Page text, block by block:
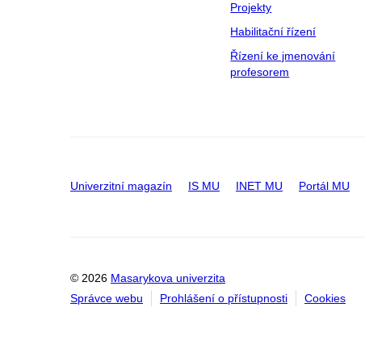
Projekty
Habilitační řízení
Řízení ke jmenování
profesorem
Univerzitní magazín IS MU INET MU Portál MU
© 2026 Masarykova univerzita
Správce webu
Prohlášení o přístupnosti Cookies